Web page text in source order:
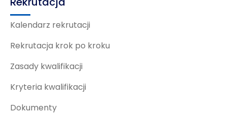
Kalendarz rekrutacji
Rekrutacja krok po kroku
Zasady kwalifikacji
Kryteria kwalifikacji
Dokumenty